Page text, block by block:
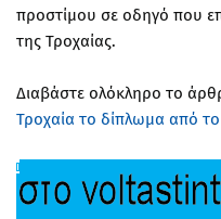
προστίμου σε οδηγό που
της Τροχαίας.
Διαβάστε ολόκληρο το
Τροχαία το δίπλωμα από το